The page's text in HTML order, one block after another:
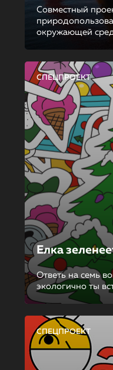
Совместный
окружающей
СПЕЦПРОЕКТ
Елка
Ответь на семь
экологично ты
СПЕЦПРОЕКТ